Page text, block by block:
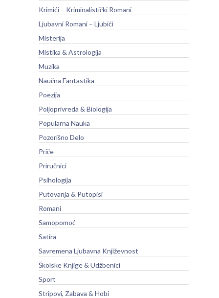
Krimići – Kriminalistički Romani
Ljubavni Romani – Ljubići
Misterija
Mistika & Astrologija
Muzika
Naučna Fantastika
Poezija
Poljoprivreda & Biologija
Popularna Nauka
Pozorišno Delo
Priče
Priručnici
Psihologija
Putovanja & Putopisi
Romani
Samopomoć
Satira
Savremena Ljubavna Književnost
Školske Knjige & Udžbenici
Sport
Stripovi, Zabava & Hobi